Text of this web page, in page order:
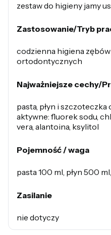
zestaw do higieny jamy
Zastosowanie/Tryb
codzienna higiena
ortodontycznych
Najważniejsze cechy/
pasta, płyn i
aktywne: fluorek sodu,
vera, alantoina, ksylitol
Pojemność / waga
pasta 100 ml, płyn 500
Zasilanie
nie dotyczy